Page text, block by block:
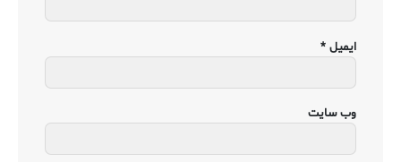
ایمیل *
وب‌ سایت